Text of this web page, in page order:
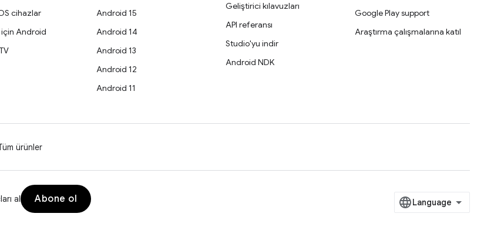
cihazlar
Android
Android 15
Android 14
Android 13
Android 12
Android 11
Geliştirici kılavuzları
API referansı
Studio'yu indir
Android NDK
Google Play support
Araştırma çalışmalarına katıl
ürünler
al Abone ol